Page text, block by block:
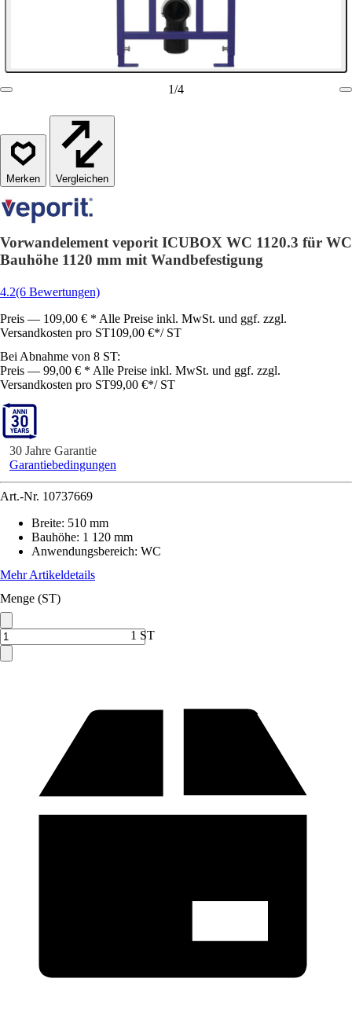
1/4
Vergleichen
Vorwandelement veporit ICUBOX WC 1120.3 für WC
Bauhöhe 1120 mm mit Wandbefestigung
4.2(6 Bewertungen)
Preis — 109,00 € * Alle Preise inkl. MwSt. und ggf. zzgl.
Versandkosten pro ST109,00 €*/ ST
Bei Abnahme von 8 ST:
Preis — 99,00 € * Alle Preise inkl. MwSt. und ggf. zzgl.
Versandkosten pro ST99,00 €*/ ST
30 Jahre Garantie
Garantiebedingungen
Art.-Nr. 10737669
Breite: 510 mm
Bauhöhe: 1 120 mm
Anwendungsbereich: WC
Mehr Artikeldetails
Menge (ST)
1 ST